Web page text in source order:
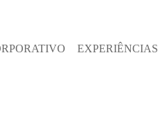
EXPERIÊNCIAS